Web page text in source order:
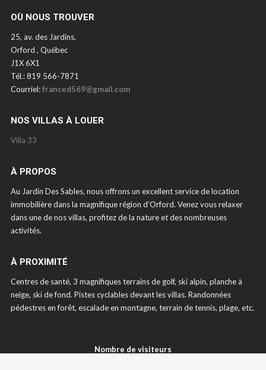
OÙ NOUS TROUVER
25, av. des Jardins,
Orford , Québec
J1X 6X1
Tél.: 819 566-7871
Courriel:franced569@gmail.com
NOS VILLAS À LOUER
Villa 33
À PROPOS
Au Jardin Des Sables, nous offrons un excellent service de location
immobilière dans la magnifique région d’Orford. Venez vous relaxer
dans une de nos villas, profitez de la nature et des nombreuses
activités.
À PROXIMITÉ
Centres de santé, 3 magnifiques terrains de golf, ski alpin, planche à
neige, ski de fond. Pistes cyclables devant les villas. Randonnées
pédestres en forêt, escalade en montagne, terrain de tennis, plage, etc.
Nombre de visiteurs